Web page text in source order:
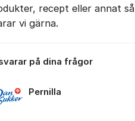
för inlägg/kommentar
recept eller annat så
vi gärna.
på dina frågor
Pernilla